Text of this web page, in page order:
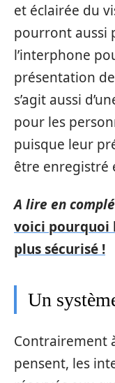
et éclairée du
pourront aussi
l’interphone
présentation
s’agit aussi
pour les
puisque leur
être enregistré
A lire en
voici pourquoi
plus sécurisé !
Un
Contrairement
pensent, les